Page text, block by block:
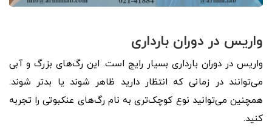
واریس در دوران بارداری
واریس در دوران بارداری بسیار رایج است. این رگ‌های بزرگ و آبی
می‌توانند در زمانی که انتظار دارید ظاهر شوند یا بدتر شوند.
همچنین می‌توانید نوع کوچک‌تری به نام رگ‌های عنکبوتی را تجربه
کنید.